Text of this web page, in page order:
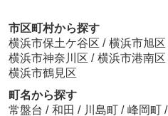
市区町村から探す
横浜市保土ケ谷区 / 横浜市旭区
横浜市神奈川区 / 横浜市港南区
横浜市鶴見区
町名から探す
常盤台 / 和田 / 川島町 / 峰岡町 /